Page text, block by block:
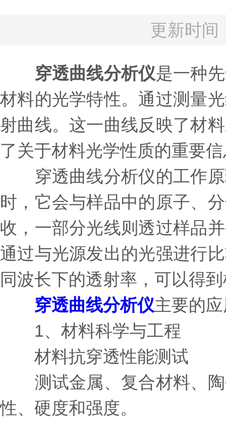
更新时
穿透曲线分析仪是一种
材料的光学特性。通过测量
射曲线。这一曲线反映了材
了关于材料光学性质的重要
穿透曲线分析仪的工作原
时，它会与样品中的原子、
收，一部分光线则透过样品
通过与光源发出的光强进行
同波长下的透射率，可以得
穿透曲线分析仪主要的
1、材料科学与工程
材料抗穿透性能测试
测试金属、复合材料、陶
性、硬度和强度。